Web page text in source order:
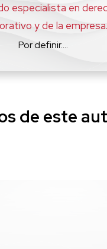
especialista en
y de la empresa.
Por definir....
de este